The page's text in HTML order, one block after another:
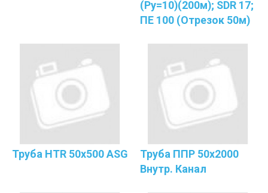
(Ру=10)(200м); SDR 17;
ПЕ 100 (отрезок 50м)
Труба HTR 50х500 ASG
Труба ППР 50х2000
Внутр. Канал